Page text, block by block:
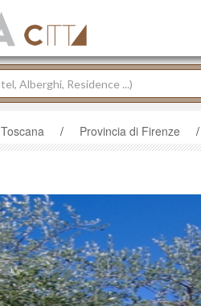
Toscana / Provincia di Firenze /